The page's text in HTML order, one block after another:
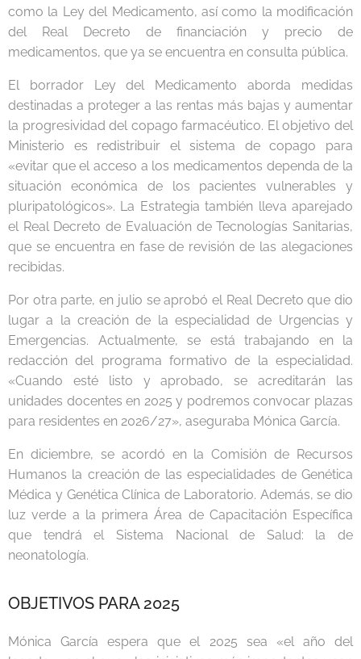
como la Ley del Medicamento, así como la modificación
del Real Decreto de financiación y precio de
medicamentos, que ya se encuentra en consulta pública.
El borrador Ley del Medicamento aborda medidas
destinadas a proteger a las rentas más bajas y aumentar
la progresividad del copago farmacéutico. El objetivo del
Ministerio es redistribuir el sistema de copago para
«evitar que el acceso a los medicamentos dependa de la
situación económica de los pacientes vulnerables y
pluripatológicos». La Estrategia también lleva aparejado
el Real Decreto de Evaluación de Tecnologías Sanitarias,
que se encuentra en fase de revisión de las alegaciones
recibidas.
Por otra parte, en julio se aprobó el Real Decreto que dio
lugar a la creación de la especialidad de Urgencias y
Emergencias. Actualmente, se está trabajando en la
redacción del programa formativo de la especialidad.
«Cuando esté listo y aprobado, se acreditarán las
unidades docentes en 2025 y podremos convocar plazas
para residentes en 2026/27», aseguraba Mónica García.
En diciembre, se acordó en la Comisión de Recursos
Humanos la creación de las especialidades de Genética
Médica y Genética Clínica de Laboratorio. Además, se dio
luz verde a la primera Área de Capacitación Específica
que tendrá el Sistema Nacional de Salud: la de
neonatología.
OBJETIVOS PARA 2025
Mónica García espera que el 2025 sea «el año del